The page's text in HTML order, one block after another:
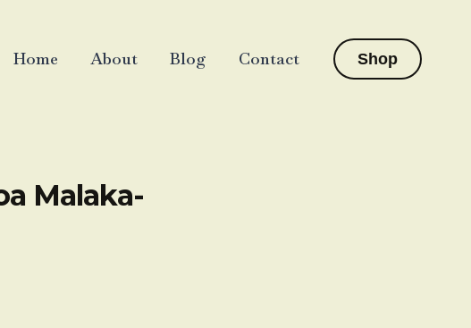
Home About Blog Contact Shop
Malaka-